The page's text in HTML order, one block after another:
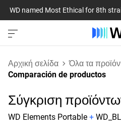
WD named Most Ethical for 8th
Αρχική σελίδα
Όλα τα
Comparación de productos
Σύγκριση
WD Elements Portable +